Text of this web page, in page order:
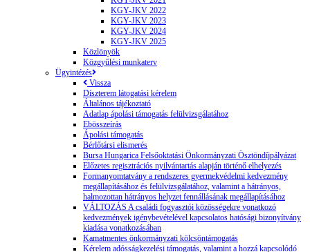
KGY-JKV 2022
KGY-JKV 2023
KGY-JKV 2024
KGY-JKV 2025
Közlönyök
Közgyűlési munkaterv
Ügyintézés
Vissza
Díszterem látogatási kérelem
Általános tájékoztató
Adatlap ápolási támogatás felülvizsgálatához
Ebösszeírás
Ápolási támogatás
Bérlőtársi elismerés
Bursa Hungarica Felsőoktatási Önkormányzati Ösztöndíjpályázat
Előzetes regisztrációs nyilvántartás alapján történő elhelyezés
Formanyomtatvány a rendszeres gyermekvédelmi kedvezmény
megállapításához és felülvizsgálatához, valamint a hátrányos,
halmozottan hátrányos helyzet fennállásának megállapításához
VÁLTOZÁS A családi fogyasztói közösségekre vonatkozó
kedvezmények igénybevételével kapcsolatos hatósági bizonyítvány
kiadása vonatkozásában
Kamatmentes önkormányzati kölcsöntámogatás
Kérelem adósságkezelési támogatás, valamint a hozzá kapcsolódó